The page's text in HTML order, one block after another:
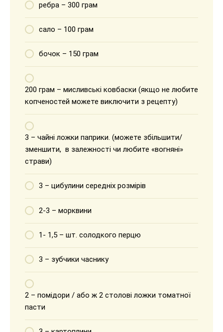
ребра – 300 грам
сало – 100 грам
бочок – 150 грам
200 грам – мисливські ковбаски (якщо не любите
копченостей можете виключити з рецепту)
3 – чайні ложки паприки. (можете збільшити/
зменшити, в залежності чи любите «вогняні»
страви)
3 – цибулини середніх розмірів
2-3 – морквини
1- 1,5 – шт. солодкого перцю
3 – зубчики часнику
2 – помідори / або ж 2 столові ложки томатної
пасти